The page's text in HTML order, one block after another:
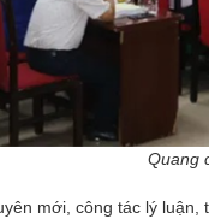
Quang
mới, công tác lý